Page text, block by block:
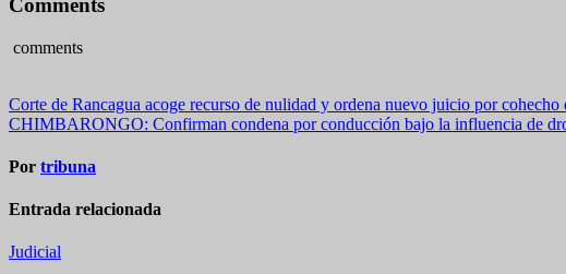
Comments
comments
Navegación
de
entradas
Corte de Rancagua acoge recurso de nulidad y ordena nuevo juicio por cohecho
CHIMBARONGO: Confirman condena por conducción bajo la influencia de
Por tribuna
Entrada relacionada
Judicial